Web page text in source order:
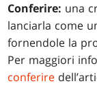
Conferire: una
lanciarla come
fornendole la
Per maggiori
conferire